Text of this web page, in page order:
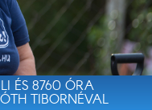
ÉS 8760 ÓRA
TIBORNÉVAL